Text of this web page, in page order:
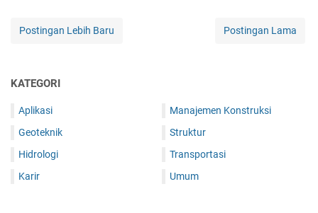
Postingan Lebih Baru Postingan Lama
KATEGORI
Aplikasi
Geoteknik
Hidrologi
Karir
Manajemen Konstruksi
Struktur
Transportasi
Umum